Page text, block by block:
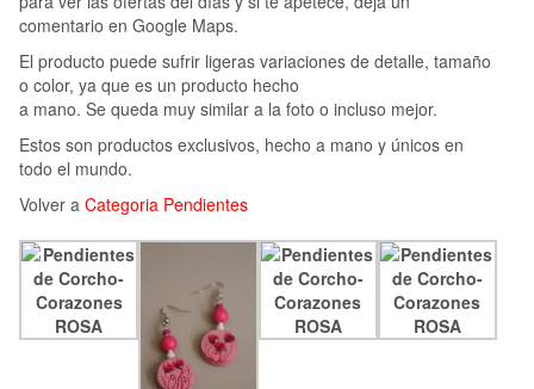
comentario en Google Maps.
El producto puede sufrir ligeras variaciones de detalle, tamaño
o color, ya que es un producto hecho
a mano. Se queda muy similar a la foto o incluso mejor.
Estos son productos exclusivos, hecho a mano y únicos en
todo el mundo.
Volver a Categoria Pendientes